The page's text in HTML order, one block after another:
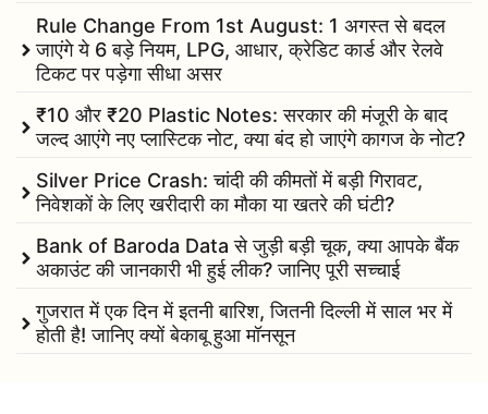
Rule Change From 1st August: 1 अगस्त से बदल
जाएंगे ये 6 बड़े नियम, LPG, आधार, क्रेडिट कार्ड और रेलवे
टिकट पर पड़ेगा सीधा असर
₹10 और ₹20 Plastic Notes: सरकार की मंजूरी के बाद
जल्द आएंगे नए प्लास्टिक नोट, क्या बंद हो जाएंगे कागज के नोट?
Silver Price Crash: चांदी की कीमतों में बड़ी गिरावट,
निवेशकों के लिए खरीदारी का मौका या खतरे की घंटी?
Bank of Baroda Data से जुड़ी बड़ी चूक, क्या आपके बैंक
अकाउंट की जानकारी भी हुई लीक? जानिए पूरी सच्चाई
गुजरात में एक दिन में इतनी बारिश, जितनी दिल्ली में साल भर में
होती है! जानिए क्यों बेकाबू हुआ मॉनसून